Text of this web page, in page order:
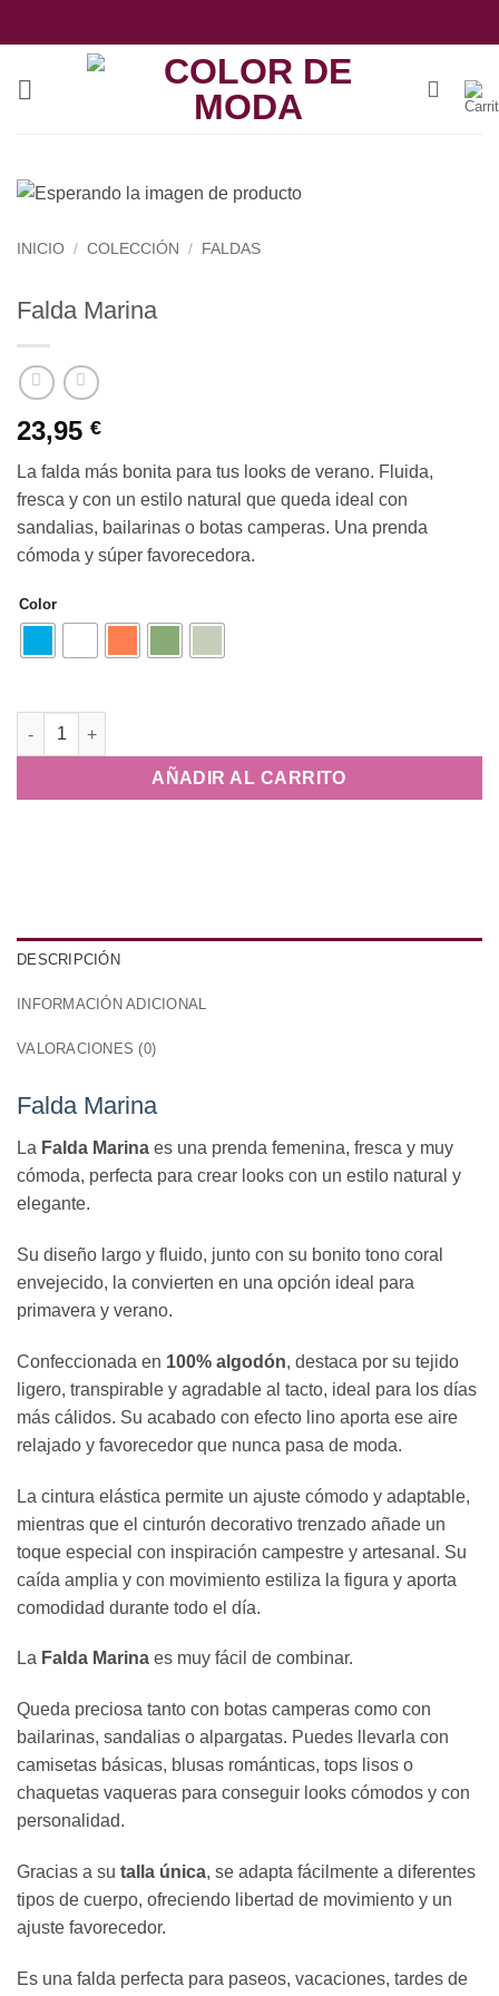
al
INICIO / COLECCIÓN / FALDAS
Falda Marina
23,95 €
La falda más bonita para tus looks de verano. Fluida,
fresca y con un estilo natural que queda ideal con
sandalias, bailarinas o botas camperas. Una prenda
cómoda y súper favorecedora.
Color
Falda Marina cantidad
AÑADIR AL CARRITO
DESCRIPCIÓN
INFORMACIÓN ADICIONAL
VALORACIONES (0)
Falda Marina
La Falda Marina es una prenda femenina, fresca y muy
cómoda, perfecta para crear looks con un estilo natural y
elegante.
Su diseño largo y fluido, junto con su bonito tono coral
envejecido, la convierten en una opción ideal para
primavera y verano.
Confeccionada en 100% algodón, destaca por su tejido
ligero, transpirable y agradable al tacto, ideal para los días
más cálidos. Su acabado con efecto lino aporta ese aire
relajado y favorecedor que nunca pasa de moda.
La cintura elástica permite un ajuste cómodo y adaptable,
mientras que el cinturón decorativo trenzado añade un
toque especial con inspiración campestre y artesanal. Su
caída amplia y con movimiento estiliza la figura y aporta
comodidad durante todo el día.
La Falda Marina es muy fácil de combinar.
Queda preciosa tanto con botas camperas como con
bailarinas, sandalias o alpargatas. Puedes llevarla con
camisetas básicas, blusas románticas, tops lisos o
chaquetas vaqueras para conseguir looks cómodos y con
personalidad.
Gracias a su talla única, se adapta fácilmente a diferentes
tipos de cuerpo, ofreciendo libertad de movimiento y un
ajuste favorecedor.
Es una falda perfecta para paseos, vacaciones, tardes de